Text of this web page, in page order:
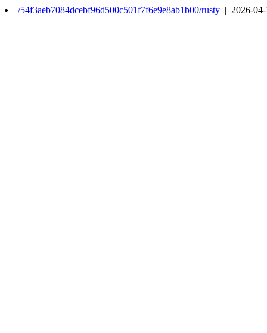
/54f3aeb7084dcebf96d500c501f7f6e9e8ab1b00/rusty | 2026-